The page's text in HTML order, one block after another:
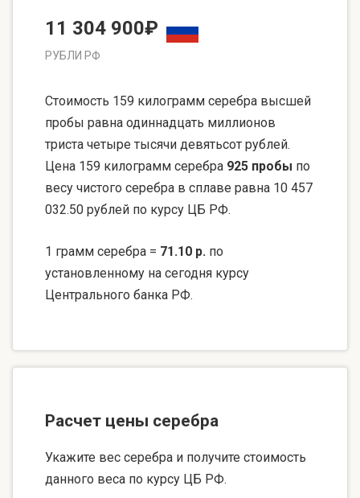
11 304 900₽
РУБЛИ РФ
Стоимость 159 килограмм серебра высшей
пробы равна одиннадцать миллионов
триста четыре тысячи девятьсот рублей.
Цена 159 килограмм серебра 925 пробы по
весу чистого серебра в сплаве равна 10 457
032.50 рублей по курсу ЦБ РФ.
1 грамм серебра = 71.10 р. по
установленному на сегодня курсу
Центрального банка РФ.
Расчет цены серебра
Укажите вес серебра и получите стоимость
данного веса по курсу ЦБ РФ.